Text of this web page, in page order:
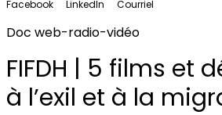
Facebook LinkedIn Courriel
Doc web-radio-vidéo
FIFDH | 5 films et
à l’exil et à la